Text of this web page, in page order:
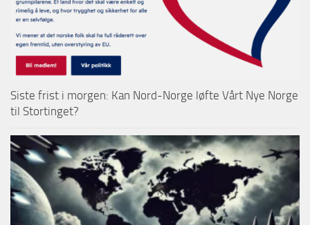
Siste frist i morgen: Kan Nord-Norge løfte Vårt Nye Norge
til Stortinget?